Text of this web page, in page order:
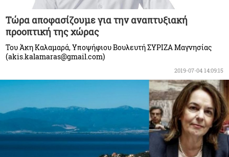
Τώρα αποφασίζουμε για την αναπτυξιακή
προοπτική της χώρας
Του Άκη Καλαμαρά, Υποψήφιου Βουλευτή ΣΥΡΙΖΑ Μαγνησίας
(akis.kalamaras@gmail.com)
2019-07-04 14:09:15